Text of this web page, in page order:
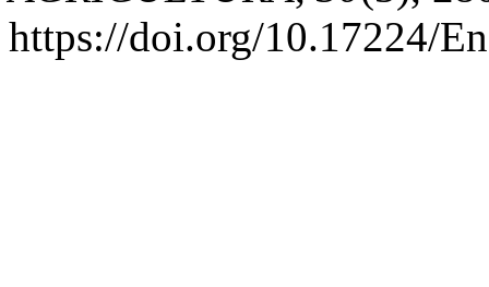
https://doi.org/10.17224/